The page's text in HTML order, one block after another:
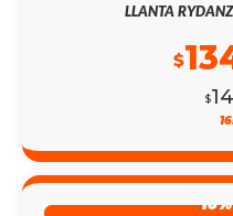
LLANTA
$
$